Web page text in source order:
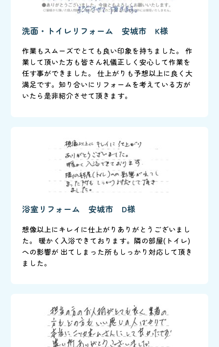
洗面・トイレリフォーム 安城市 K様
作業もスムーズでとても良い印象を持ちました。 作
業して頂いた方も皆さん礼儀正しく安心して作業を
任す事ができました。 仕上がりも予想以上に良く大
満足です。知り合いにリフォームを考えている方が
いたら是非紹介させて頂きます。
浴室リフォーム 安城市 D様
想像以上にキレイに仕上がりありがとうございまし
た。 暖かく入浴できております。隣の部屋(トイレ)
への影響が 出てしまった所もしっかり対応して頂き
ました。